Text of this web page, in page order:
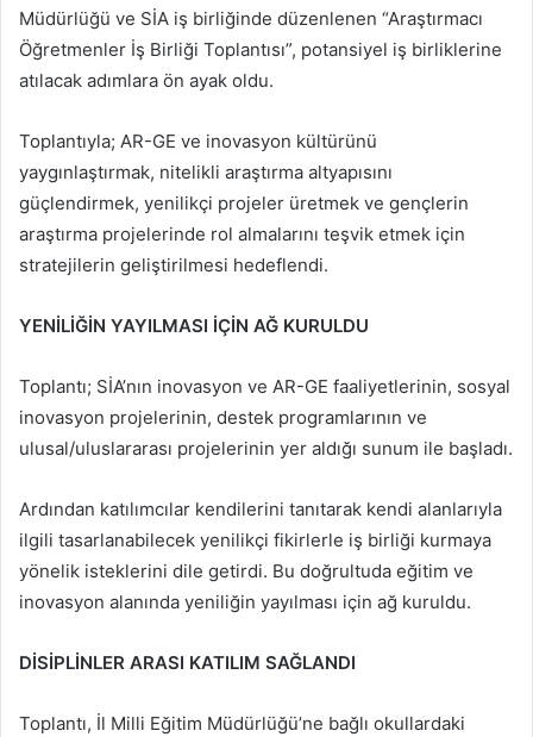
Müdürlüğü ve SİA iş birliğinde düzenlenen “Araştırmacı
Öğretmenler İş Birliği Toplantısı”, potansiyel iş birliklerine
atılacak adımlara ön ayak oldu.
Toplantıyla; AR-GE ve inovasyon kültürünü
yaygınlaştırmak, nitelikli araştırma altyapısını
güçlendirmek, yenilikçi projeler üretmek ve gençlerin
araştırma projelerinde rol almalarını teşvik etmek için
stratejilerin geliştirilmesi hedeflendi.
YENİLİĞİN YAYILMASI İÇİN AĞ KURULDU
Toplantı; SİA’nın inovasyon ve AR-GE faaliyetlerinin, sosyal
inovasyon projelerinin, destek programlarının ve
ulusal/uluslararası projelerinin yer aldığı sunum ile başladı.
Ardından katılımcılar kendilerini tanıtarak kendi alanlarıyla
ilgili tasarlanabilecek yenilikçi fikirlerle iş birliği kurmaya
yönelik isteklerini dile getirdi. Bu doğrultuda eğitim ve
inovasyon alanında yeniliğin yayılması için ağ kuruldu.
DİSİPLİNLER ARASI KATILIM SAĞLANDI
Toplantı, İl Milli Eğitim Müdürlüğü’ne bağlı okullardaki